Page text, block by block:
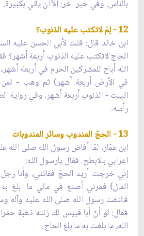
بالناس. وفي خبر آخر: إلاّ أن يأتي بكبيرة.
12 - لِمَ لاتكتب عليه الذنوب؟
ابن خالد قال: قلت لأبي الحسن عليه
الحاج لاتكتب عليه الذنوب أربعة أشهر؟
الله أباح للمشركين الحرم في أربعة
في الأرض أربعة أشهر) ثم وهب -
البيت - الذنوب أربعة أشهر. وفي رواية
رأسه.
13 - الحجّ المندوب وسائر المندوبات
ابن عمّار، لمّا أفاض رسول الله صلى الله
اعرابي بالابطح. فقال يارسول الله:
إني خرجت أريد الحجّ ففاتني، وأنا
المال) فمرني أصنع في مالي ما ابلغ
فالتفت رسول الله صلى الله عليه وآله
فقال: لو أنّ أبا قبيس لك زنته ذهبة
الله، ما بلغت به ما بلغ الحاج.